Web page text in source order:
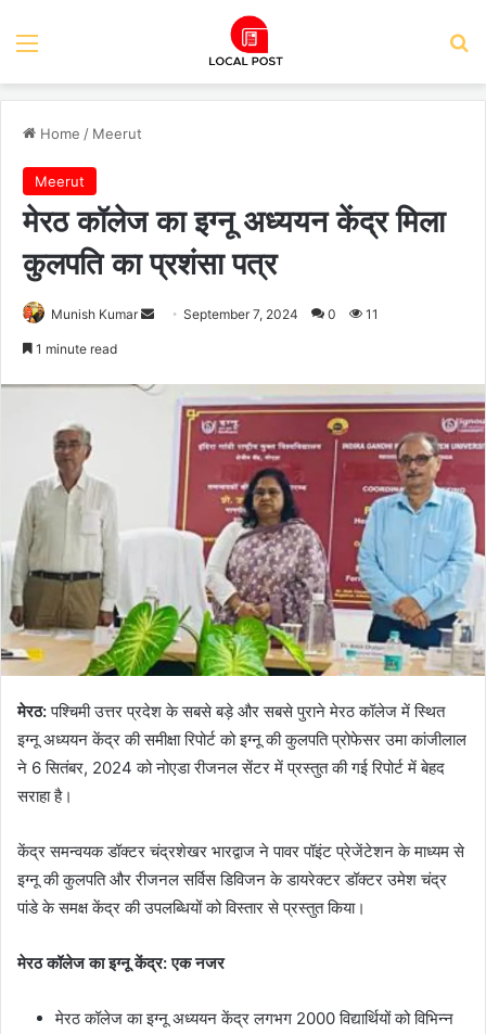
Menu
Home / Meerut
Meerut
मेरठ कॉलेज का इग्नू अध्ययन केंद्र मिला
कुलपति का प्रशंसा पत्र
Munish Kumar
SendSeptember 7, 2024 0 11
1 minute read
मेरठ:पश्चिमी उत्तर प्रदेश के सबसे बड़े और सबसे पुराने मेरठ कॉलेज में स्थित
इग्नू अध्ययन केंद्र की समीक्षा रिपोर्ट को इग्नू की कुलपति प्रोफेसर उमा कांजीलाल
ने 6 सितंबर, 2024 को नोएडा रीजनल सेंटर में प्रस्तुत की गई रिपोर्ट में बेहद
सराहा है।
केंद्र समन्वयक डॉक्टर चंद्रशेखर भारद्वाज ने पावर पॉइंट प्रेजेंटेशन के माध्यम से
इग्नू की कुलपति और रीजनल सर्विस डिविजन के डायरेक्टर डॉक्टर उमेश चंद्र
पांडे के समक्ष केंद्र की उपलब्धियों को विस्तार से प्रस्तुत किया।
मेरठ कॉलेज का इग्नू केंद्र: एक नजर
मेरठ कॉलेज का इग्नू अध्ययन केंद्र लगभग 2000 विद्यार्थियों को विभिन्न